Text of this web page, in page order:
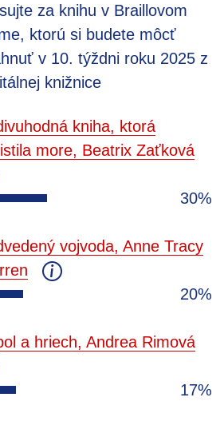
za knihu v Braillovom
ktorú si budete môcť
v 10. týždni roku 2025 z
knižnice
kniha, ktorá
more, Beatrix Zaťková
30%
vojvoda, Anne Tracy
20%
a hriech, Andrea Rimová
17%